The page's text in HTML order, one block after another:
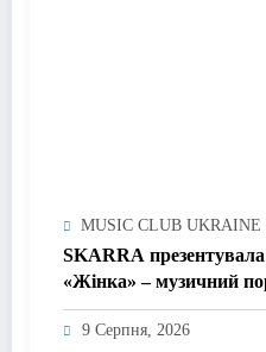
MUSIC CLUB UKRAINE
SKARRA
«Жінка» – музичний
жінки сьогодення
9 Серпня, 2026